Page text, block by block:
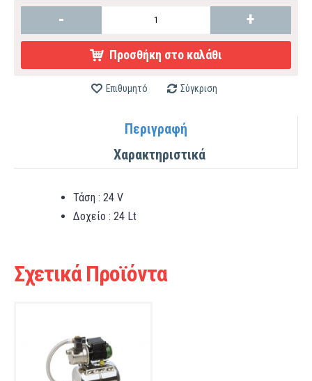
- +
Προσθήκη στο καλάθι
Επιθυμητό Σύγκριση
Περιγραφή
Χαρακτηριστικά
Τάση : 24 V
Δοχείο : 24 Lt
Σχετικά Προϊόντα